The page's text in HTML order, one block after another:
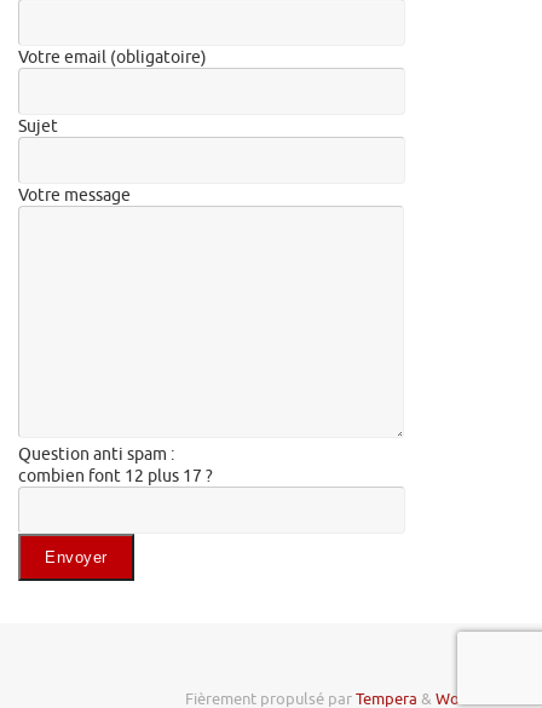
Votre email (obligatoire)
Sujet
Votre message
Question anti spam :
combien font 12 plus 17 ?
Fièrement propulsé parTempera & WordPress.